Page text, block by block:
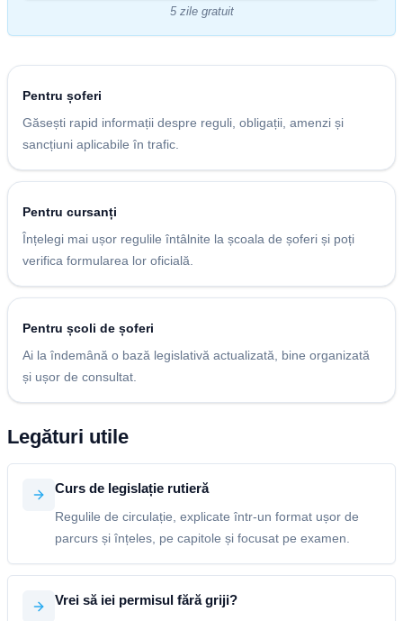
5 zile gratuit
Pentru șoferi
Găsești rapid informații despre reguli, obligații, amenzi și
sancțiuni aplicabile în trafic.
Pentru cursanți
Înțelegi mai ușor regulile întâlnite la școala de șoferi și poți
verifica formularea lor oficială.
Pentru școli de șoferi
Ai la îndemână o bază legislativă actualizată, bine organizată
și ușor de consultat.
Legături utile
Curs de legislație rutieră
Regulile de circulație, explicate într-un format ușor de
parcurs și înțeles, pe capitole și focusat pe examen.
Vrei să iei permisul fără griji?